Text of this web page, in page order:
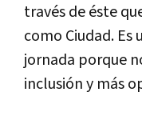
través de éste
como Ciudad. Es
jornada porque
inclusión y más